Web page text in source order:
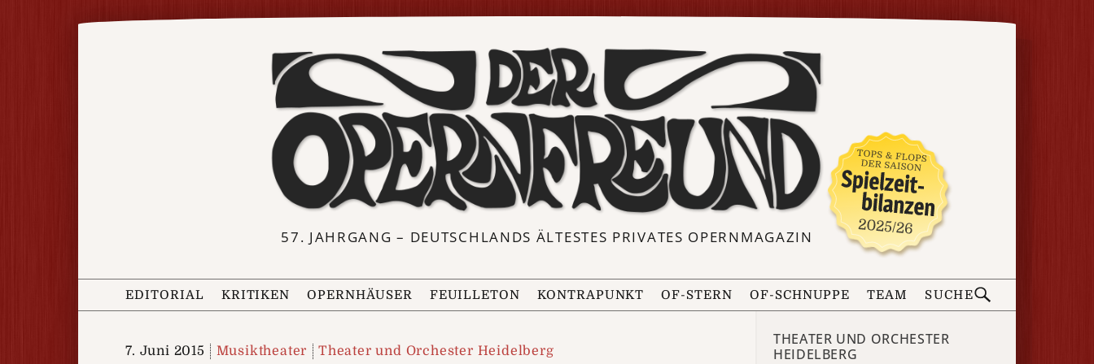
57. JAHRGANG – DEUTSCHLANDS ÄLTESTES PRIVATES OPERNMAGAZIN
EDITORIAL KRITIKEN OPERNHÄUSER FEUILLETON KONTRAPUNKT OF-STERN OF-SCHNUPPE TEAM SUCHE
7. Juni 2015 Musiktheater Theater und Orchester Heidelberg
THEATER UND ORCHESTER
HEIDELBERG